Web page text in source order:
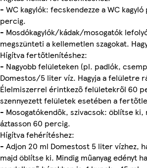
- WC kagylók: fecskendezze a WC
percig.
- Mosdókagylók/kádak/mosogatók
megszünteti a kellemetlen szagokat.
Hígítva fertőtlenítéshez:
- Nagyobb felületeken (pl. padlók,
Domestos/5 liter víz. Hagyja a felületre
Élelmiszerrel érintkező felületekről 60
szennyezett felületek esetében a
- Mosogatókendők, szivacsok: öblítse
áztasson 60 percig.
Hígítva fehérítéshez:
- Adjon 20 ml Domestost 5 liter vízhez,
majd öblítse ki. Mindig műanyag edényt